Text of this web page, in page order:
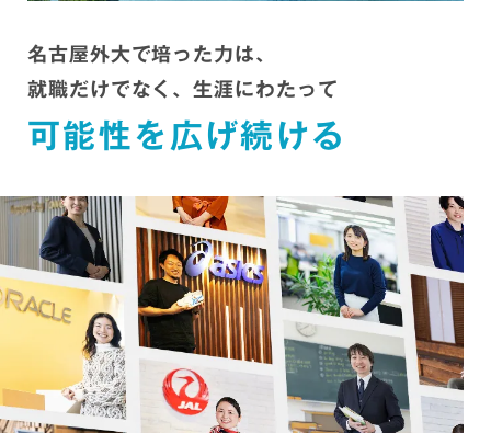
名古屋外大で培った力は、
就職だけでなく、生涯にわたって
可能性を広げ続ける